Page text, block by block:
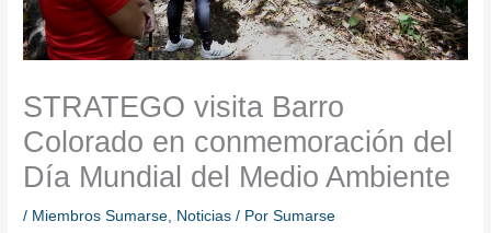
STRATEGO visita Barro
Colorado en conmemoración del
Día Mundial del Medio Ambiente
/ Miembros Sumarse, Noticias / PorSumarse